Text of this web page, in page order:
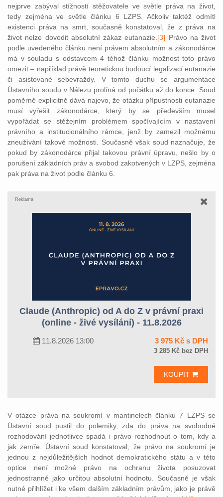
nejprve zabýval stížností stěžovatele ve světle práva na život,
tedy zejména ve světle článku 6 LZPS. Ačkoliv taktéž odmítl
existenci práva na smrt, současně konstatoval, že z práva na
život nelze dovodit absolutní zákaz eutanazie. [3] Právo na život
podle uvedeného článku není právem absolutním a zákonodárce
má v souladu s odstavcem 4 téhož článku možnost toto právo
omezit – například právě teoretickou budoucí legalizací eutanazie
či asistované sebevraždy. V tomto duchu se argumentace
Ústavního soudu v Nálezu prolíná od počátku až do konce. Soud
poměrně explicitně dává najevo, že otázku přípustnosti eutanazie
musí vyřešit zákonodárce, který by se především musel
vypořádat se stěžejním problémem spočívajícím v nastavení
právního a institucionálního rámce, jenž by zamezil možnému
zneužívání takové možnosti. Současně však soud naznačuje, že
pokud by zákonodárce přijal takovou právní úpravu, nešlo by o
porušení základních práv a svobod zakotvených v LZPS, zejména
pak práva na život podle článku 6.
Reklama
Claude (Anthropic) od A do Z v právní praxi
(online - živé vysílání) - 11.8.2026
11.8.2026 13:00 3 975 Kč s DPH
3 285 Kč bez DPH
KOUPIT
V otázce práva na soukromí v mantinelech článku 7 LZPS se
Ústavní soud pustil do polemiky, zda do práva na svobodné
rozhodování jednotlivce spadá i právo rozhodnout o tom, kdy a
jak zemře. Ústavní soud konstatoval, že právo na soukromí je
jednou z nejdůležitějších hodnot demokratického státu a v této
optice není možné právo na ochranu života posuzovat
jednostranně jako určitou absolutní hodnotu. Současně je však
nutné přihlížet i ke všem dalším základním právům, jako je právě